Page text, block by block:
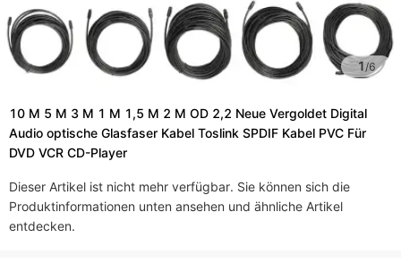
1/6
10 M 5 M 3 M 1 M 1,5 M 2 M OD 2,2 Neue Vergoldet Digital
Audio optische Glasfaser Kabel Toslink SPDIF Kabel PVC Für
DVD VCR CD-Player
Dieser Artikel ist nicht mehr verfügbar. Sie können sich die
Produktinformationen unten ansehen und ähnliche Artikel
entdecken.